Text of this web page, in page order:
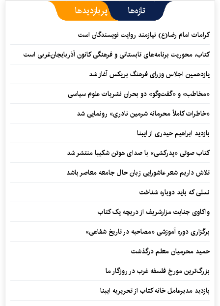
تازه‌ها پربازدیدها
کرامات امام رضا(ع) نیازمند روایت نویسندگان است
کتاب، محوریت برنامه‌های تابستانی و فرهنگی کانون آذربایجان‌غربی است
یازدهمین اجلاس وزرای فرهنگ بریکس آغاز شد
«مخاطب» و «گفت‌وگو» دو بحران نشریات علوم سیاسی
«خاطرات کاملاً محرمانه شرمین نادری» رونمایی شد
بازدید ابراهیم حیدری از ایبنا
کتاب صوتی «پدرکشی» با صدای هوتن شکیبا منتشر شد
تلاش داریم شعر عاشورایی زبان حال جامعه معاصر باشد
نسلی که باید دوباره شناخت
واکاوی جنایت مزارشریف از دریچه یک کتاب
برگزاری دوره آموزشی «مصاحبه در تاریخ شفاهی»
حمید محرمیان معلم درگذشت
بزرگ‌ترین مورخ فلسفه غرب در روزگار ما
بازدید مدیرعامل خانه کتاب از تحریریه ایبنا